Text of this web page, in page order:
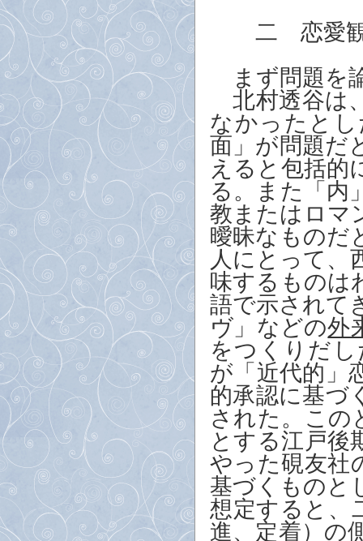
二 恋愛観
まず問題を
北村透谷は
なかったと
面」が問題だ
えると包括的
る。また「内
教またはロマ
曖昧なものだ
人にとって、
味するものは
語で示されて
ヴ」などの外
をつくりだ
が「近代的」
的承認に基づ
された。この
とする江戸後
やった硯友社
基づくものと
想定すると、
進、定着）の